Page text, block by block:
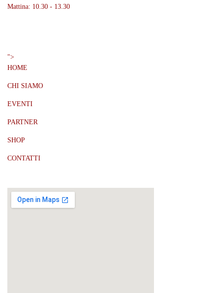
Mattina: 10.30 - 13.30
">
HOME
CHI SIAMO
EVENTI
PARTNER
SHOP
CONTATTI